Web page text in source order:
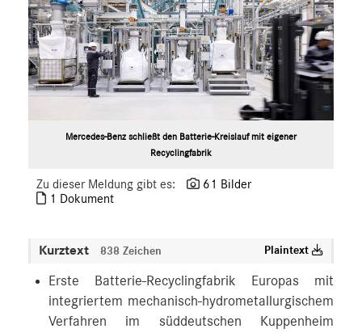
Mercedes-Benz schließt den Batterie-Kreislauf mit eigener
Recyclingfabrik
Zu dieser Meldung gibt es:
61 Bilder
1 Dokument
Kurztext 838 Zeichen Plaintext
Erste Batterie-Recyclingfabrik Europas mit
integriertem mechanisch-hydrometallurgischem
Verfahren im süddeutschen Kuppenheim